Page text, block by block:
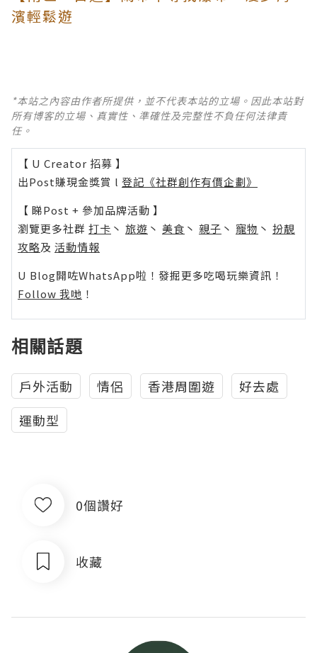
濱輕鬆遊
*本站之內容由作者所提供，並不代表本站的立場。因此本站對
所有博客的立場、真實性、準確性及完整性不負任何法律責
任。
【 U Creator 招募 】
出Post賺現金獎賞 l 登記《社群創作有價企劃》
【 睇Post + 參加品牌活動 】
瀏覽更多社群 打卡 丶 旅遊 丶 美食 丶 親子 丶 寵物 丶 扮靚
攻略及 活動情報
U Blog開咗WhatsApp啦！發掘更多吃喝玩樂資訊！
Follow 我哋 ！
相關話題
戶外活動 情侶 香港周圍遊
好去處
運動型
0個讚好
收藏